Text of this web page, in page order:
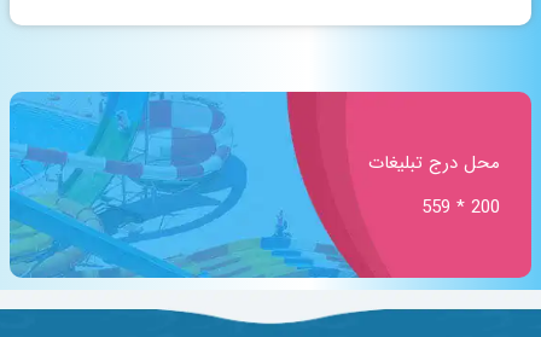
محل درج تبلیغات
200 * 559